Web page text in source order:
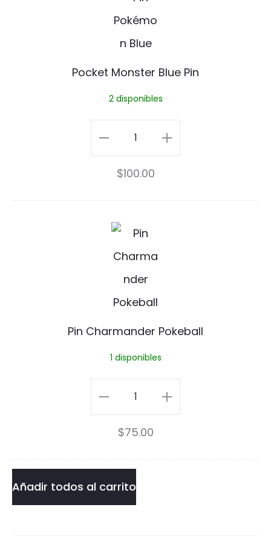
é
m
o
n
o
c
t
o
n
s
u
e
P
i
n
Pocket Monster Blue Pin
2 disponibles
Pocket
Monster
Pin
cantidad
$100.00
P
i
n
C
r
a
n
d
r
Pin Charmander Pokeball
1 disponibles
Pin
Charmander
Pokeball
cantidad
$75.00
Añadir todos al carrito